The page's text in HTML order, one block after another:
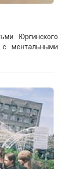
Юргинского
с ментальными